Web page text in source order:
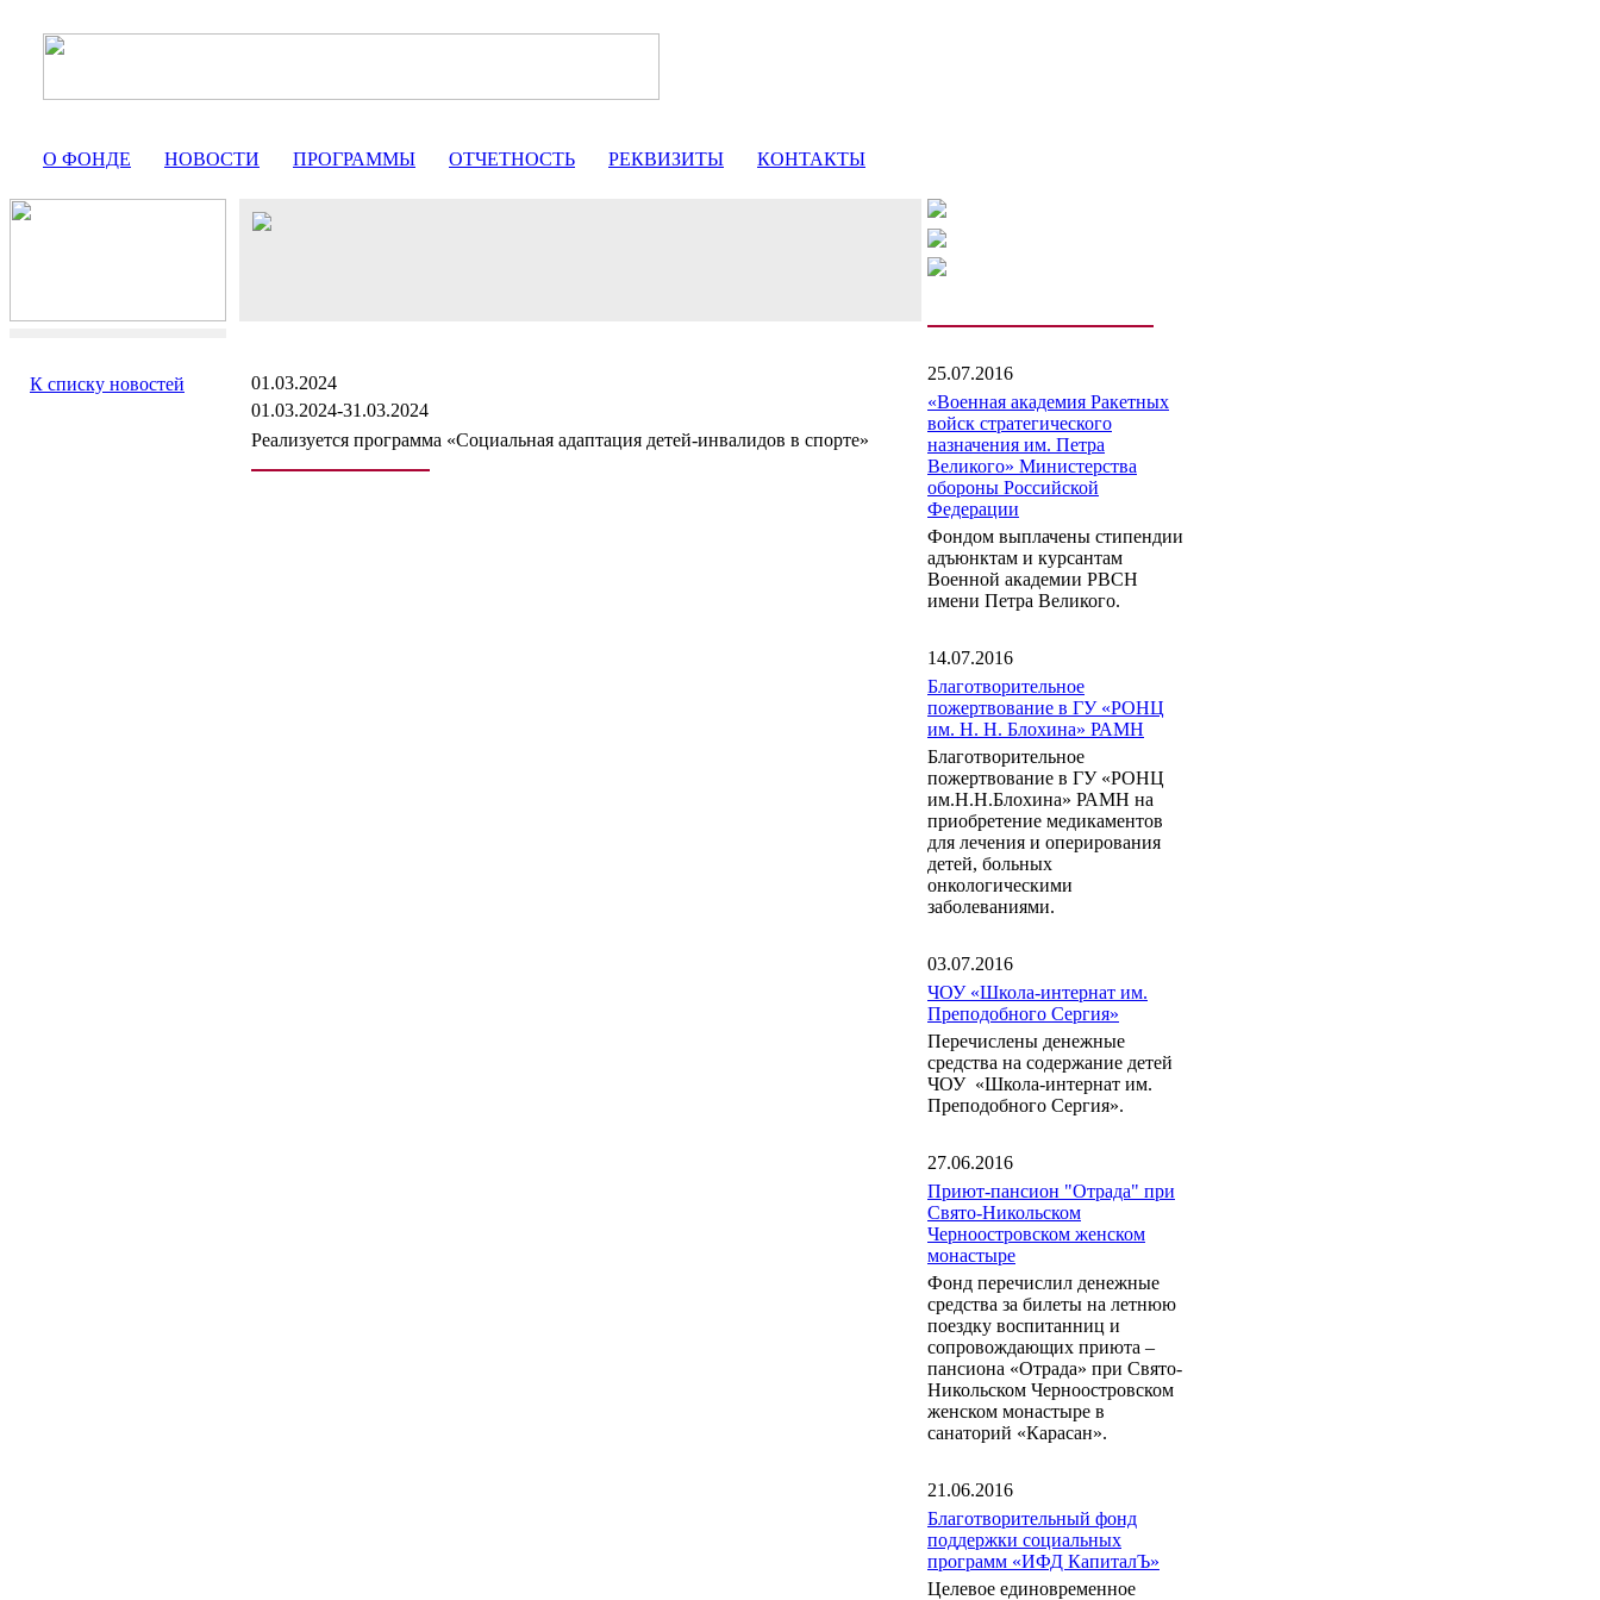
О ФОНДЕ НОВОСТИ ПРОГРАММЫ ОТЧЕТНОСТЬ РЕКВИЗИТЫ КОНТАКТЫ
К списку новостей
01.03.2024
01.03.2024-31.03.2024
Реализуется программа «Социальная адаптация детей-инвалидов в спорте»
25.07.2016
«Военная академия Ракетных
войск стратегического
назначения им. Петра
Великого» Министерства
обороны Российской
Федерации
Фондом выплачены стипендии
адъюнктам и курсантам
Военной академии РВСН
имени Петра Великого.
14.07.2016
Благотворительное
пожертвование в ГУ «РОНЦ
им. Н. Н. Блохина» РАМН
Благотворительное
пожертвование в ГУ «РОНЦ
им.Н.Н.Блохина» РАМН на
приобретение медикаментов
для лечения и оперирования
детей, больных
онкологическими
заболеваниями.
03.07.2016
ЧОУ «Школа-интернат им.
Преподобного Сергия»
Перечислены денежные
средства на содержание детей
ЧОУ «Школа-интернат им.
Преподобного Сергия».
27.06.2016
Приют-пансион "Отрада" при
Свято-Никольском
Черноостровском женском
монастыре
Фонд перечислил денежные
средства за билеты на летнюю
поездку воспитанниц и
сопровождающих приюта –
пансиона «Отрада» при Свято-
Никольском Черноостровском
женском монастыре в
санаторий «Карасан».
21.06.2016
Благотворительный фонд
поддержки социальных
программ «ИФД КапиталЪ»
Целевое единовременное